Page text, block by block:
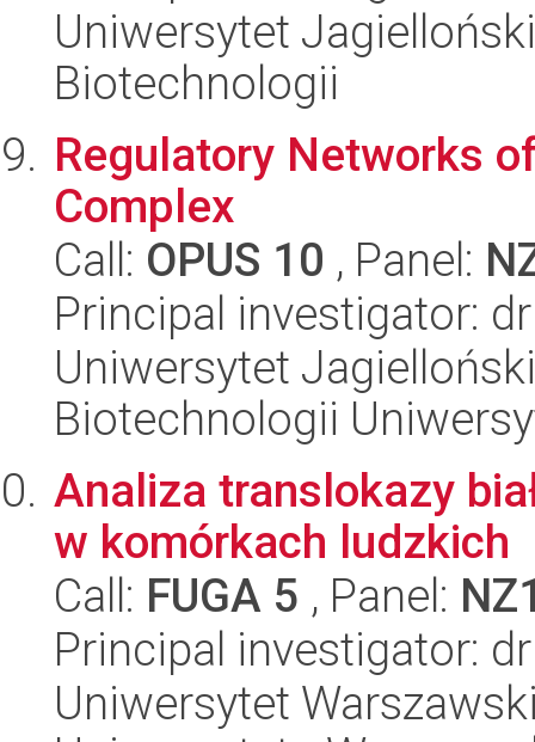
Uniwersytet
Biotechnologii
Regulatory Networks
Complex
Call: OPUS 10 , Panel:
Principal investigator:
Uniwersytet
Biotechnologii
Analiza translokazy
w komórkach ludzkich
Call: FUGA 5 , Panel:
Principal investigator:
Uniwersytet